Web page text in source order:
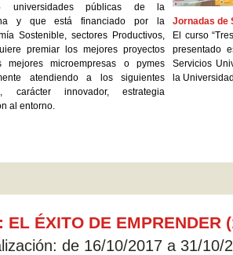
universidades públicas de la
y que está financiado por la
Sostenible, sectores Productivos,
premiar los mejores proyectos
mejores microempresas o pymes
atendiendo a los siguientes
carácter innovador, estrategia
al entorno.
Jornadas de
El curso
presentado
Servicios
la
ÉXITO DE EMPRENDER
de 16/10/2017 a 31/10/